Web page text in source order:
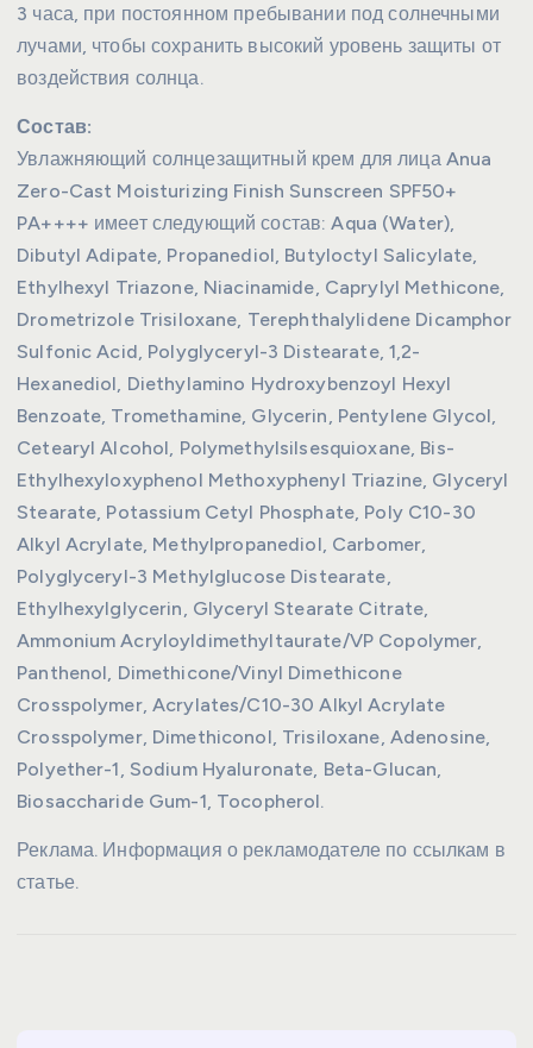
3 часа, при постоянном пребывании под солнечными
лучами, чтобы сохранить высокий уровень защиты от
воздействия солнца.
Состав:
Увлажняющий солнцезащитный крем для лица Anua
Zero-Cast Moisturizing Finish Sunscreen SPF50+
PA++++ имеет следующий состав: Aqua (Water),
Dibutyl Adipate, Propanediol, Butyloctyl Salicylate,
Ethylhexyl Triazone, Niacinamide, Caprylyl Methicone,
Drometrizole Trisiloxane, Terephthalylidene Dicamphor
Sulfonic Acid, Polyglyceryl-3 Distearate, 1,2-
Hexanediol, Diethylamino Hydroxybenzoyl Hexyl
Benzoate, Tromethamine, Glycerin, Pentylene Glycol,
Cetearyl Alcohol, Polymethylsilsesquioxane, Bis-
Ethylhexyloxyphenol Methoxyphenyl Triazine, Glyceryl
Stearate, Potassium Cetyl Phosphate, Poly C10-30
Alkyl Acrylate, Methylpropanediol, Carbomer,
Polyglyceryl-3 Methylglucose Distearate,
Ethylhexylglycerin, Glyceryl Stearate Citrate,
Ammonium Acryloyldimethyltaurate/VP Copolymer,
Panthenol, Dimethicone/Vinyl Dimethicone
Crosspolymer, Acrylates/C10-30 Alkyl Acrylate
Crosspolymer, Dimethiconol, Trisiloxane, Adenosine,
Polyether-1, Sodium Hyaluronate, Beta-Glucan,
Biosaccharide Gum-1, Tocopherol.
Реклама. Информация о рекламодателе по ссылкам в
статье.